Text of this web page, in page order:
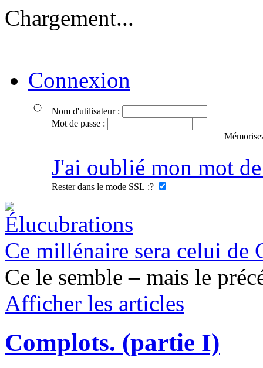
Chargement...
Connexion
Nom d'utilisateur :
Mot de passe :
J'ai oublié mon mot de
Rester dans le mode SSL :?
Ce millénaire sera celui de
Ce le semble – mais le
Afficher les articles
Complots. (partie I)